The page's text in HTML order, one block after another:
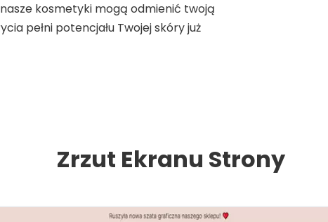
kosmetyki mogą odmienić twoją
pełni potencjału Twojej skóry już
Zrzut Ekranu Strony